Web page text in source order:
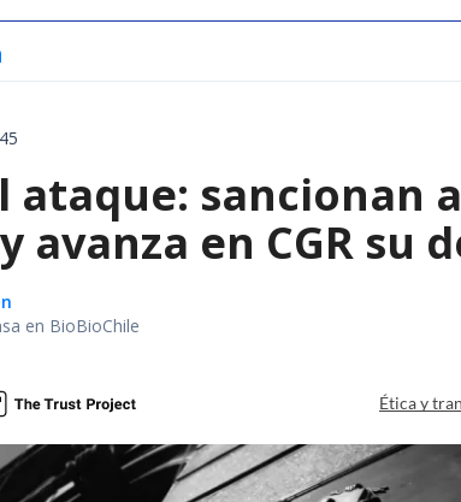
ataque: sancionan
avanza en CGR su
en BioBioChile
Ética y